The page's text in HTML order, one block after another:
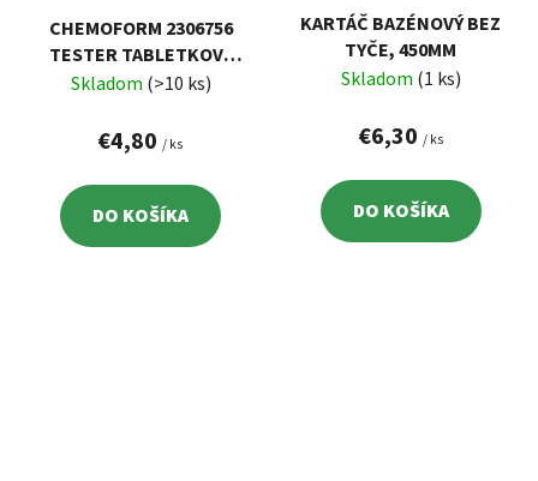
CHEMOFORM 2306756
TESTER TABLETKOVÝ
PH/CL
Skladom (>10 ks)
€4,80 / ks
DO KOŠÍKA
KARTÁČ BAZÉNOVÝ BEZ
TYČE, 450MM
Skladom (1 ks)
€6,30 / ks
DO KOŠÍKA